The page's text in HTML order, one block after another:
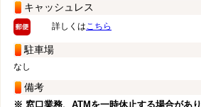
キャッシュレス
詳しくはこちら
駐車場
なし
備考
※ 窓口業務、ATMを一時休止する場合があり